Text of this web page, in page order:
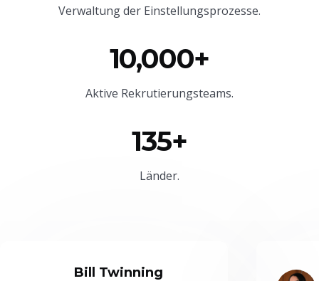
Verwaltung der Einstellungsprozesse.
10,000+
Aktive Rekrutierungsteams.
135+
Länder.
Bill Twinning